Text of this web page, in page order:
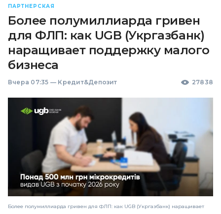
ПАРТНЕРСКАЯ
Более полумиллиарда гривен
для ФЛП: как UGB (Укргазбанк)
наращивает поддержку малого
бизнеса
Вчера 07:35 — Кредит&Депозит 27838
Более полумиллиарда гривен для ФЛП: как UGB (Укргазбанк) наращивает